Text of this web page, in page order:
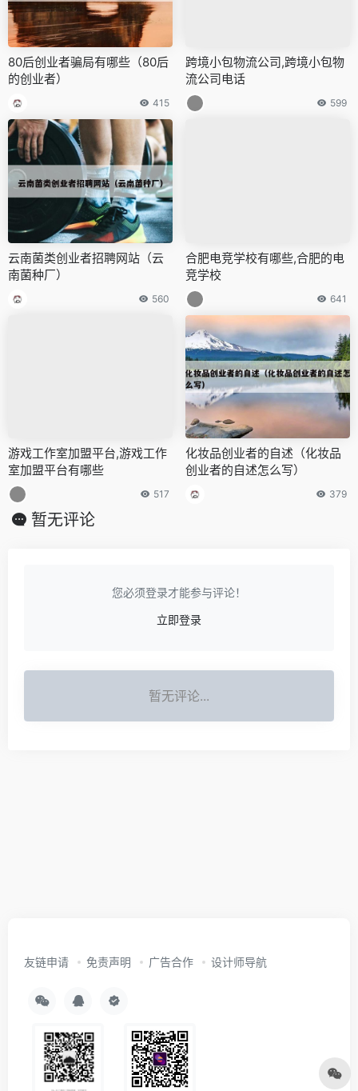
80后创业者骗局有哪些（80后
的创业者）
415
跨境小包物流公司,跨境小包物
流公司电话
599
云南菌类创业者招聘网站（云
南菌种厂）
560
合肥电竞学校有哪些,合肥的电
竞学校
641
游戏工作室加盟平台,游戏工作
室加盟平台有哪些
517
化妆品创业者的自述（化妆品
创业者的自述怎么写）
379
暂无评论
您必须登录才能参与评论！
立即登录
暂无评论...
友链申请 免责声明 广告合作 设计师导航